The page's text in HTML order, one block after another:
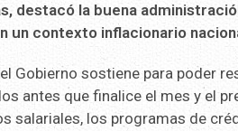
destacó la buena
un contexto inflacionario
Gobierno sostiene para poder
antes que finalice el mes y el
salariales, los programas de